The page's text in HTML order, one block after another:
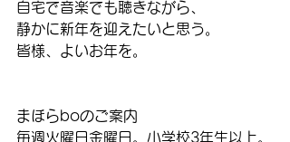
自宅で音楽でも聴きながら、
静かに新年を迎えたいと思う。
皆様、よいお年を。
まほらboのご案内
毎週火曜日金曜日。小学校3年生以上。